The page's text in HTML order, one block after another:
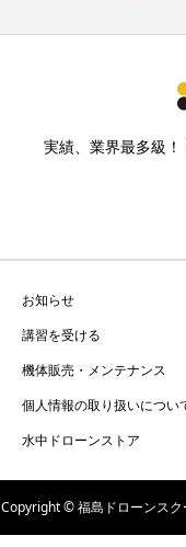
実績、業界最多級
お知らせ
講習を受ける
機体販売・メンテナンス
個人情報の取り扱いについ
水中ドローンストア
Copyright © 福島ドローンスク